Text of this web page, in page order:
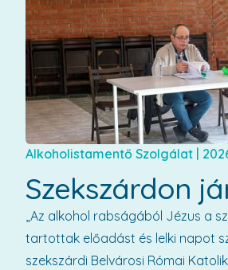
Alkoholistamentő Szolgálat
Szekszárdon
„Az alkohol rabságából Jézus a
tartottak előadást és lelki napot
szekszárdi Belvárosi Római